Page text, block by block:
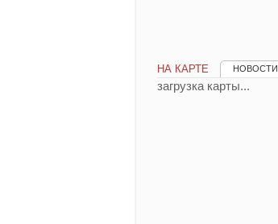
НА КАРТЕ НОВОСТИ
загрузка карты...